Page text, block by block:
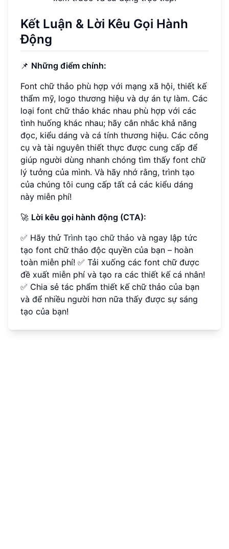
Kết Luận & Lời Kêu Gọi Hành
Động
📌 Những điểm chính:
Font chữ thảo phù hợp với mạng xã hội, thiết kế
thẩm mỹ, logo thương hiệu và dự án tự làm. Các
loại font chữ thảo khác nhau phù hợp với các
tình huống khác nhau; hãy cân nhắc khả năng
đọc, kiểu dáng và cá tính thương hiệu. Các công
cụ và tài nguyên thiết thực được cung cấp để
giúp người dùng nhanh chóng tìm thấy font chữ
lý tưởng của mình. Và hãy nhớ rằng, trình tạo
của chúng tôi cung cấp tất cả các kiểu dáng
này miễn phí!
🚀 Lời kêu gọi hành động (CTA):
✅ Hãy thử Trình tạo chữ thảo và ngay lập tức
tạo font chữ thảo độc quyền của bạn – hoàn
toàn miễn phí! ✅ Tải xuống các font chữ được
đề xuất miễn phí và tạo ra các thiết kế cá nhân!
✅ Chia sẻ tác phẩm thiết kế chữ thảo của bạn
và để nhiều người hơn nữa thấy được sự sáng
tạo của bạn!